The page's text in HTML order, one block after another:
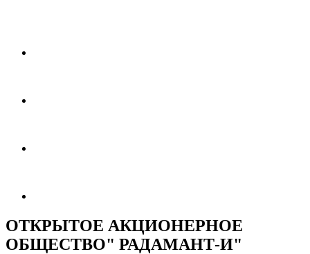
ОТКРЫТОЕ АКЦИОНЕРНОЕ
ОБЩЕСТВО" РАДАМАНТ-И"